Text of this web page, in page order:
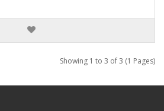
Showing 1 to 3 of 3 (1 Pages)